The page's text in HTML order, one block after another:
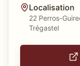
Localisation
22 Perros-
Trégastel